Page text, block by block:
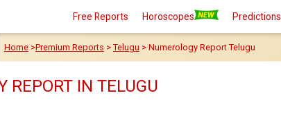
Free Reports Horoscopes Predictions
Home >Premium Reports > Telugu > Numerology Report Telugu
REPORT IN TELUGU